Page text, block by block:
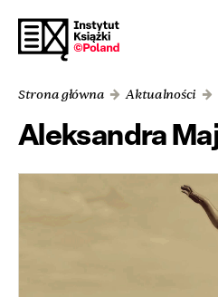
Strona główna Aktualności
Aleksandra